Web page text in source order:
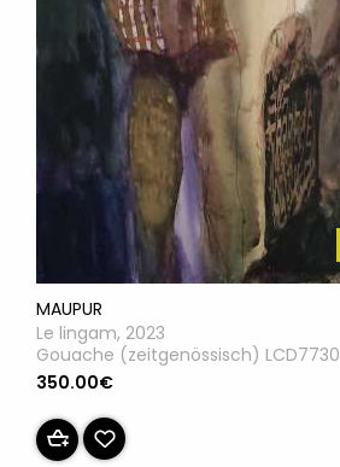
MAUPUR
Le lingam, 2023
Gouache (zeitgenössisch) LCD7730
350.00€